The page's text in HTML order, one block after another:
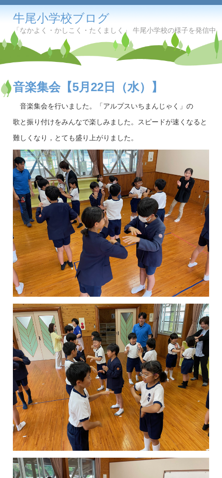
牛尾小学校ブログ
「なかよく・かしこく・たくましく」 牛尾小学校の様子を発信中
音楽集会【5月22日（水）】
音楽集会を行いました。「アルプスいちまんじゃく」の
歌と振り付けをみんなで楽しみました。スピードが速くなると
難しくなり，とても盛り上がりました。